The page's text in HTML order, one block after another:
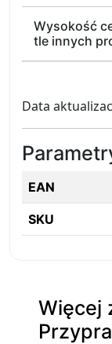
Wysokość
tle innych
Data
EAN
SKU
Więcej